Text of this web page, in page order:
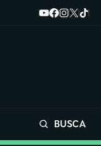
BUSCA